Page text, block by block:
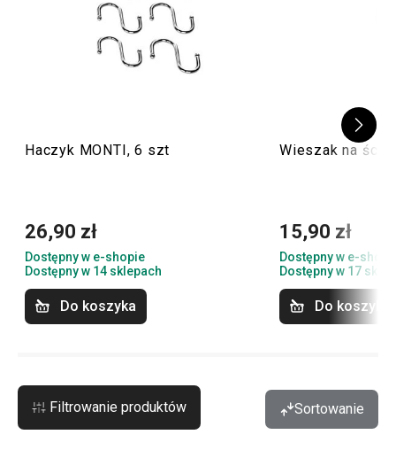
Haczyk MONTI, 6 szt
26,90 zł
Dostępny w e-shopie
Dostępny w 14 sklepach
Do koszyka
Wieszak na
15,90 zł
Dostępny w e-
Dostępny w 17
Do koszyka
Filtrowanie produktów Sortowanie